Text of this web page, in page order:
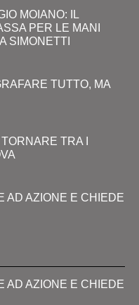
MOIANO: IL
PER LE MANI
SIMONETTI
TUTTO, MA
TRA I
AD AZIONE E CHIEDE
AD AZIONE E CHIEDE